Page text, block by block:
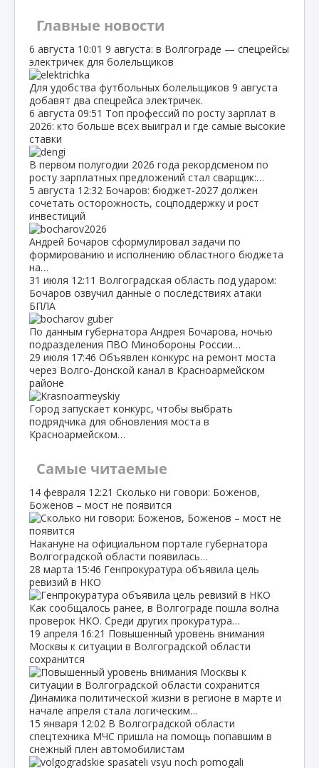
Главные новости
6 августа 10:01 9 августа: в Волгограде — спецрейсы
электричек для болельщиков
Для удобства футбольных болельщиков 9 августа
добавят два спецрейса электричек.
6 августа 09:51 Топ профессий по росту зарплат в
2026: кто больше всех выиграл и где самые высокие
ставки
В первом полугодии 2026 года рекордсменом по
росту зарплатных предложений стал сварщик:…
5 августа 12:32 Бочаров: бюджет‑2027 должен
сочетать осторожность, соцподдержку и рост
инвестиций
Андрей Бочаров сформулировал задачи по
формированию и исполнению областного бюджета
на…
31 июля 12:11 Волгоградская область под ударом:
Бочаров озвучил данные о последствиях атаки
БПЛА
По данным губернатора Андрея Бочарова, ночью
подразделения ПВО Минобороны России…
29 июля 17:46 Объявлен конкурс на ремонт моста
через Волго‑Донской канал в Красноармейском
районе
Город запускает конкурс, чтобы выбрать
подрядчика для обновления моста в
Красноармейском…
Самые читаемые
14 февраля 12:21 Сколько ни говори: Боженов,
Боженов – мост не появится
Накануне на официальном портале губернатора
Волгоградской области появилась…
28 марта 15:46 Генпрокуратура объявила цель
ревизий в НКО
Как сообщалось ранее, в Волгограде пошла волна
проверок НКО. Среди других прокуратура…
19 апреля 16:21 Повышенный уровень внимания
Москвы к ситуации в Волгоградской области
сохранится
Динамика политической жизни в регионе в марте и
начале апреля стала логическим…
15 января 12:02 В Волгоградской области
спецтехника МЧС пришла на помощь попавшим в
снежный плен автомобилистам